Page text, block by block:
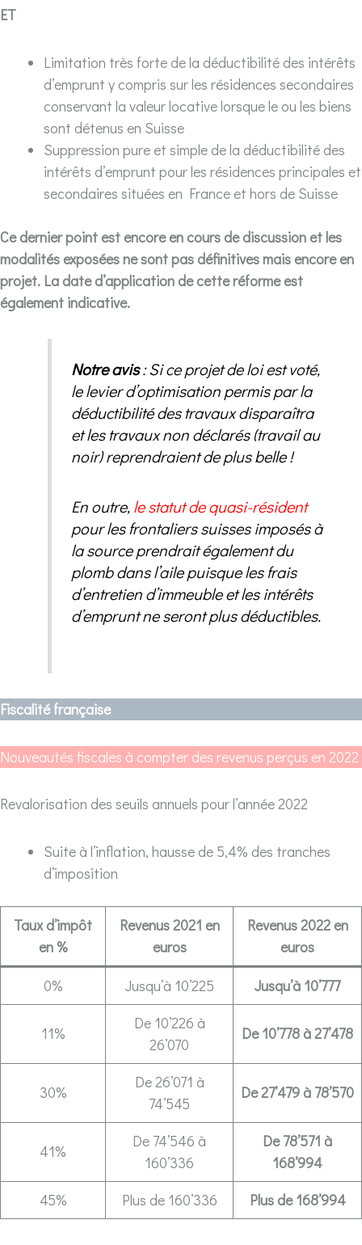
ET
Limitation très forte de la déductibilité des intérêts
d’emprunt y compris sur les résidences secondaires
conservant la valeur locative lorsque le ou les biens
sont détenus en Suisse
Suppression pure et simple de la déductibilité des
intérêts d’emprunt pour les résidences principales et
secondaires situées en France et hors de Suisse
Ce dernier point est encore en cours de discussion et les
modalités exposées ne sont pas définitives mais encore en
projet. La date d’application de cette réforme est
également indicative.
Notre avis: Si ce projet de loi est voté,
le levier d’optimisation permis par la
déductibilité des travaux disparaîtra
et les travaux non déclarés (travail au
noir) reprendraient de plus belle !
En outre,le statut de quasi-résident
pour les frontaliers suisses imposés à
la source prendrait également du
plomb dans l’aile puisque les frais
d’entretien d’immeuble et les intérêts
d’emprunt ne seront plus déductibles.
Fiscalité française
Nouveautés fiscales à compter des revenus perçus en 2022
Revalorisation des seuils annuels pour l’année 2022
Suite à l’inflation, hausse de 5,4% des tranches
d’imposition
Taux d’impôt
en %
Revenus 2021 en
euros
Revenus 2022 en
euros
0%
Jusqu’à 10’225 Jusqu’à 10’777
11%
De 10’226 à
26’070
De 10’778 à 27’478
30%
De 26’071 à
74’545
De 27’479 à 78’570
41%
De 74’546 à
160’336
De 78’571 à
168’994
45%
Plus de 160’336 Plus de 168’994